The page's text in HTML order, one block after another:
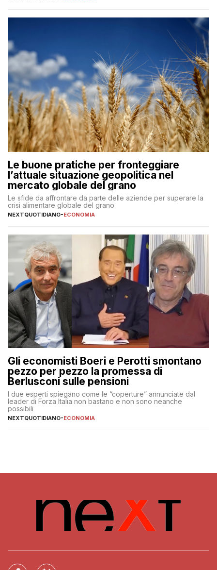
Le buone pratiche per fronteggiare
l’attuale situazione geopolitica nel
mercato globale del grano
Le sfide da affrontare da parte delle aziende per superare la
crisi alimentare globale del grano
NEXTQUOTIDIANO-ECONOMIA
Gli economisti Boeri e Perotti smontano
pezzo per pezzo la promessa di
Berlusconi sulle pensioni
I due esperti spiegano come le “coperture” annunciate dal
leader di Forza Italia non bastano e non sono neanche
possibili
NEXTQUOTIDIANO-ECONOMIA